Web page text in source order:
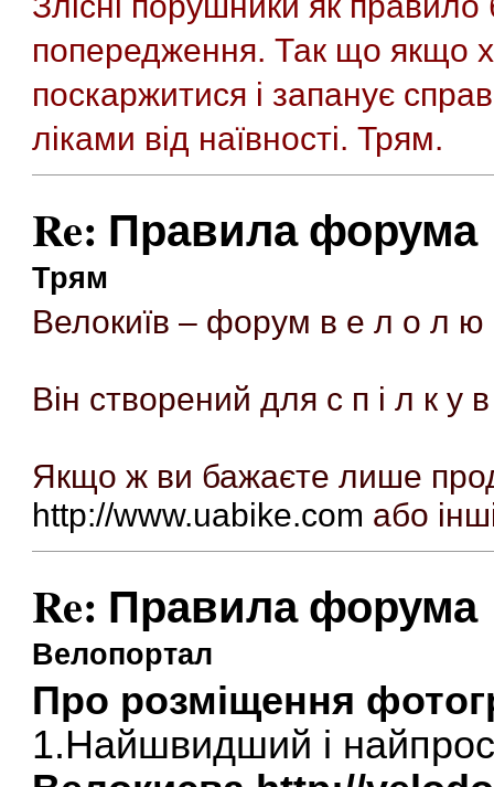
попередження. Так що якщо
поскаржитися і запанує
ліками від наївності. Трям.
Re: Правила форума
Трям
Велокиїв – форум в е л о л ю
Він створений для с п і л к у
Якщо ж ви бажаєте лише
http://www.uabike.com або
Re: Правила форума
Велопортал
Про розміщення
1.Найшвидший і